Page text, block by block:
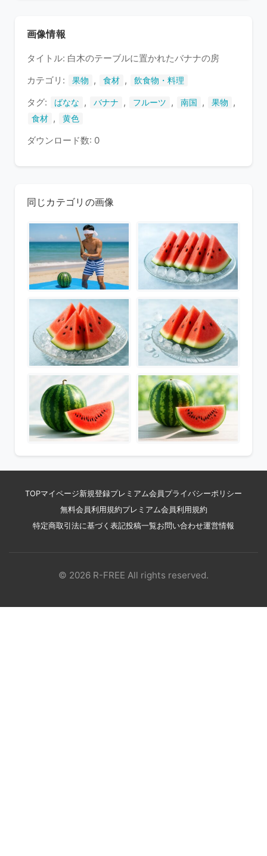
い
ま
画像情報
タイトル: 白木のテーブルに置かれたバナナの房
カテゴリ:
果物 , 食材 , 飲食物・料理
タグ: ばなな , バナナ , フルーツ , 南国 , 果物 ,
食材 , 黄色
ダウンロード数: 0
同じカテゴリの画像
TOPマイページ新規登録プレミアム会員 プライバシーポリシー
無料会員利用規約プレミアム会員利用規約
特定商取引法に基づく表記投稿一覧お問い合わせ運営情報
© 2026 R-FREE All rights reserved.